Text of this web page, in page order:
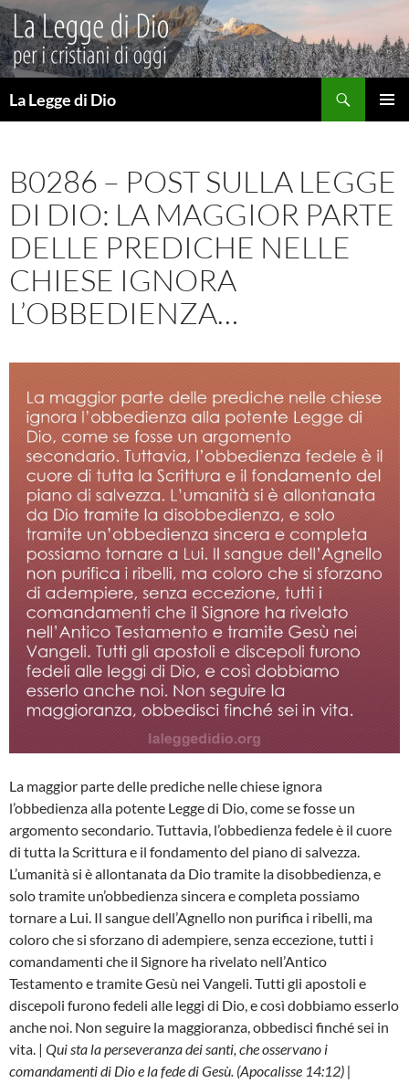
Vai
al
contenuto
La Legge di Dio
B0286 – POST SULLA LEGGE
DI DIO: LA MAGGIOR PARTE
DELLE PREDICHE NELLE
CHIESE IGNORA
L’OBBEDIENZA…
La maggior parte delle prediche nelle chiese ignora
l’obbedienza alla potente Legge di Dio, come se fosse un
argomento secondario. Tuttavia, l’obbedienza fedele è il cuore
di tutta la Scrittura e il fondamento del piano di salvezza.
L’umanità si è allontanata da Dio tramite la disobbedienza, e
solo tramite un’obbedienza sincera e completa possiamo
tornare a Lui. Il sangue dell’Agnello non purifica i ribelli, ma
coloro che si sforzano di adempiere, senza eccezione, tutti i
comandamenti che il Signore ha rivelato nell’Antico
Testamento e tramite Gesù nei Vangeli. Tutti gli apostoli e
discepoli furono fedeli alle leggi di Dio, e così dobbiamo esserlo
anche noi. Non seguire la maggioranza, obbedisci finché sei in
vita. | Qui sta la perseveranza dei santi, che osservano i
comandamenti di Dio e la fede di Gesù. (Apocalisse 14:12) |